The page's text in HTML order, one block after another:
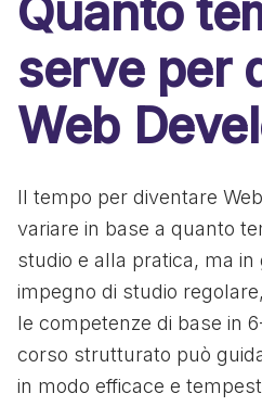
Quanto
serve per
Web
Il tempo per diventare
variare in base a quanto
studio e alla pratica, ma in
impegno di studio
le competenze di base in
corso strutturato può
in modo efficace e